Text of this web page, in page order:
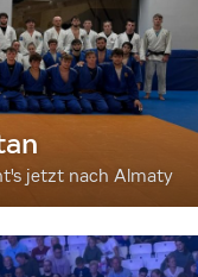
jetzt nach Almaty